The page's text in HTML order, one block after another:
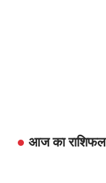
आज का राशिफल